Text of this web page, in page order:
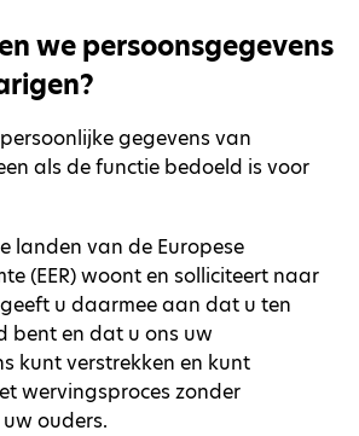
we persoonsgegevens
gegevens van
als de functie bedoeld is voor
landen van de Europese
(EER) woont en solliciteert naar
u daarmee aan dat u ten
bent en dat u ons uw
kunt verstrekken en kunt
wervingsproces zonder
ouders.